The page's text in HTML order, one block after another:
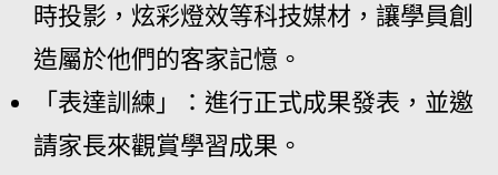
時投影，炫彩燈效等科技媒材，讓學員創
造屬於他們的客家記憶。
「表達訓練」：進行正式成果發表，並邀
請家長來觀賞學習成果。